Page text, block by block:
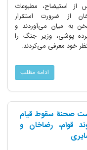
استیضاح، مطبوعات
از ضرورت استقرار
به میان می‌آوردند و
پوشی، وزیر جنگ را
خود معرفی می‌کردند.
ادامه مطلب
صحنهٔ سقوط قیام
قوام، رضاخان و